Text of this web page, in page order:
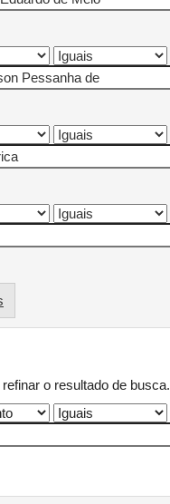
o resultado de busca.